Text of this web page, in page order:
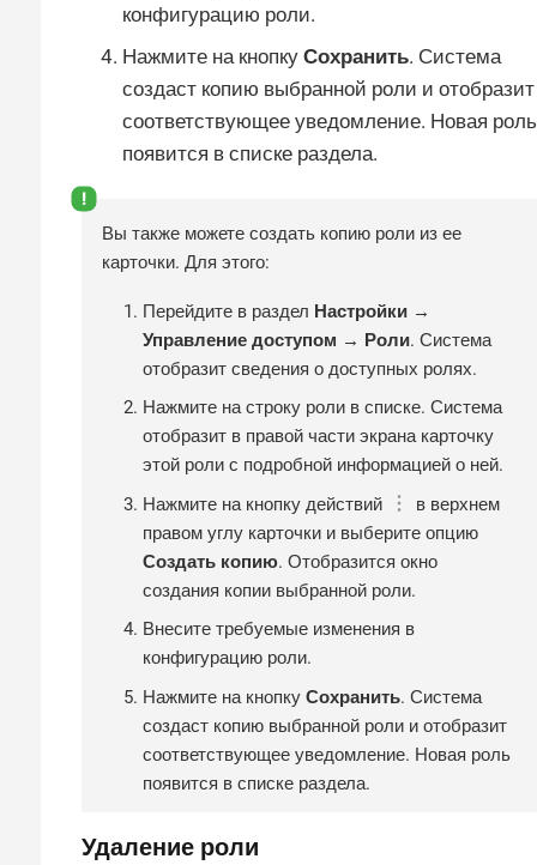
конфигурацию роли.
Нажмите на кнопку Сохранить. Система
создаст копию выбранной роли и отобразит
соответствующее уведомление. Новая роль
появится в списке раздела.
Вы также можете создать копию роли из ее
карточки. Для этого:
Перейдите в раздел Настройки →
Управление доступом → Роли. Система
отобразит сведения о доступных ролях.
Нажмите на строку роли в списке. Система
отобразит в правой части экрана карточку
этой роли с подробной информацией о ней.
Нажмите на кнопку действий
в верхнем
правом углу карточки и выберите опцию
Создать копию. Отобразится окно
создания копии выбранной роли.
Внесите требуемые изменения в
конфигурацию роли.
Нажмите на кнопку Сохранить. Система
создаст копию выбранной роли и отобразит
соответствующее уведомление. Новая роль
появится в списке раздела.
Удаление роли